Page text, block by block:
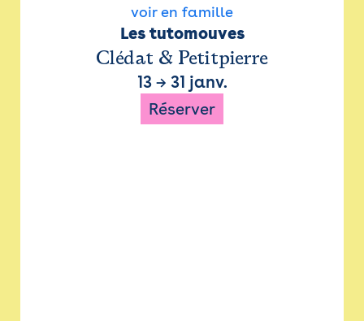
voir en famille
Les tutomouves
Clédat & Petitpierre
13→ 31 janv.
Réserver